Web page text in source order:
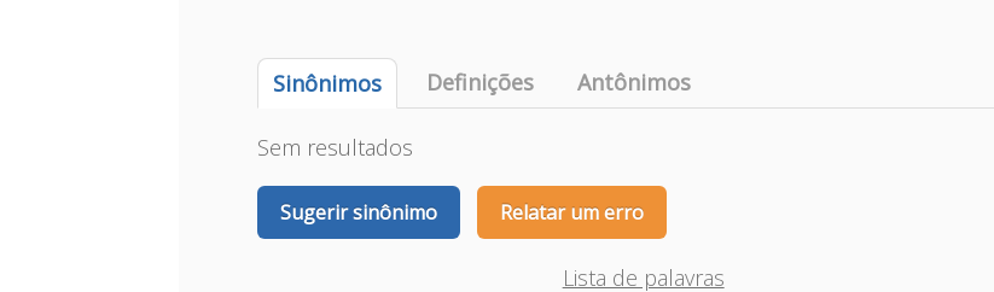
Sinônimos Definições Antônimos
Sem resultados
Sugerir sinônimo Relatar um erro
Lista de palavras